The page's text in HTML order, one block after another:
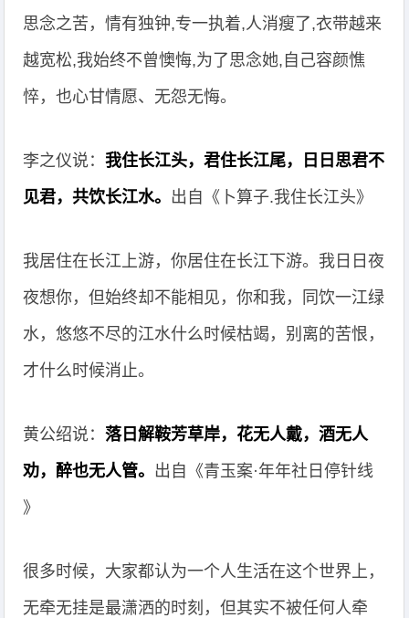
思念之苦，情有独钟,专一执着,人消瘦了,衣带越来
越宽松,我始终不曾懊悔,为了思念她,自己容颜憔
悴，也心甘情愿、无怨无悔。
李之仪说：我住长江头，君住长江尾，日日思君不
见君，共饮长江水。 出自《卜算子.我住长江头》
我居住在长江上游，你居住在长江下游。我日日夜
夜想你，但始终却不能相见，你和我，同饮一江绿
水，悠悠不尽的江水什么时候枯竭，别离的苦恨，
才什么时候消止。
黄公绍说：落日解鞍芳草岸，花无人戴，酒无人
劝，醉也无人管。 出自《青玉案·年年社日停针线
》
很多时候，大家都认为一个人生活在这个世界上，
无牵无挂是最潇洒的时刻，但其实不被任何人牵